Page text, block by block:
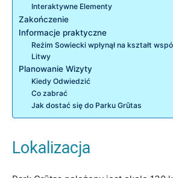
Interaktywne Elementy
Zakończenie
Informacje praktyczne
Reżim Sowiecki wpłynął na kształt
Litwy
Planowanie Wizyty
Kiedy Odwiedzić
Co zabrać
Jak dostać się do Parku Grūtas
Lokalizacja